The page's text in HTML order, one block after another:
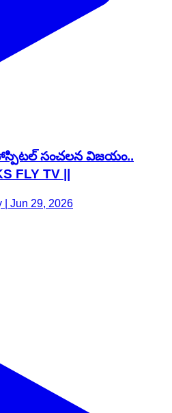
సంచలన విజయం..
FLY TV ||
| Jun 29, 2026